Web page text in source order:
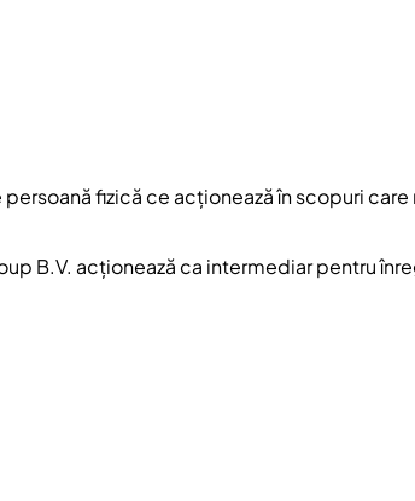
fizică ce acționează în scopuri
B.V. acționează ca intermediar pentru